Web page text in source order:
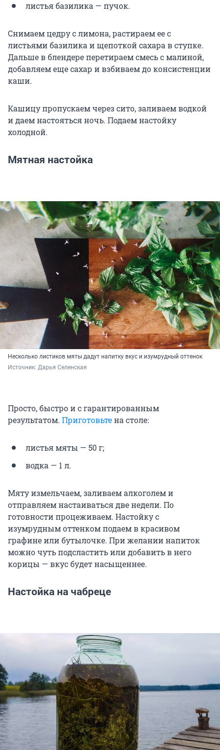
листья базилика — пучок.
Снимаем цедру с лимона, растираем ее с
листьями базилика и щепоткой сахара в ступке.
Дальше в блендере перетираем смесь с малиной,
добавляем еще сахар и взбиваем до консистенции
каши.
Кашицу пропускаем через сито, заливаем водкой
и даем настояться ночь. Подаем настойку
холодной.
Мятная настойка
Несколько листиков мяты дадут напитку вкус и изумрудный оттенок
Источник: Дарья Селенская
Просто, быстро и с гарантированным
результатом. Приготовьтена столе:
листья мяты — 50 г;
водка — 1 л.
Мяту измельчаем, заливаем алкоголем и
отправляем настаиваться две недели. По
готовности процеживаем. Настойку с
изумрудным оттенком подаем в красивом
графине или бутылочке. При желании напиток
можно чуть подсластить или добавить в него
корицы — вкус будет насыщеннее.
Настойка на чабреце